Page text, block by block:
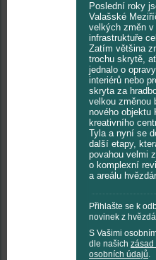
Poslední roky
Valašské
velkých změn
infrastruktuře
Zatím většina
trochu skrytě,
jednalo o
interiérů nebo
skryta za
velkou změnou
nového objektu
kreativního
Tyla a nyní se
další etapy,
povahou velmi
o komplexní
a areálu
Přihlašte se k
novinek z
S Vašimi
dle našich zásad
osobních údajů.